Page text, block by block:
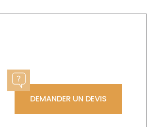
DEMANDER UN DEVIS